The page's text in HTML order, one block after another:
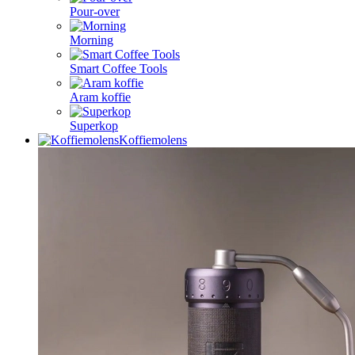
Pour-over
Morning
Smart Coffee Tools
Aram koffie
Superkop
Koffiemolens